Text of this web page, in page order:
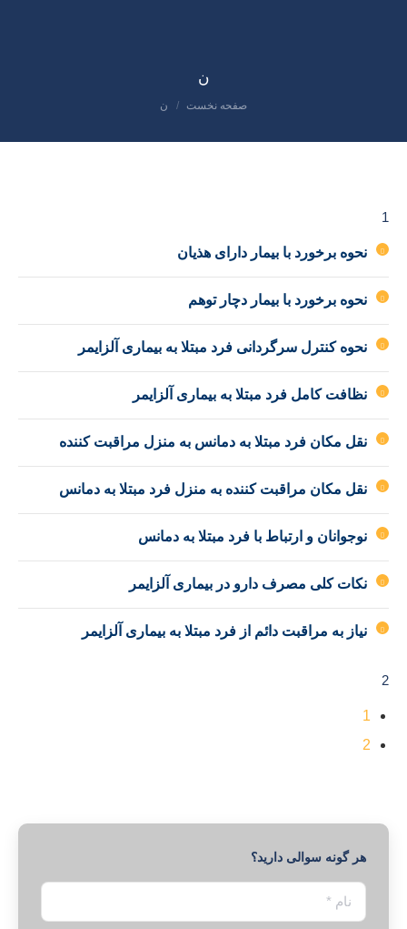
ن
مکان شما:
صفحه نخست ن
1
نحوه برخورد با بیمار دارای هذیان
نحوه برخورد با بیمار دچار توهم
نحوه کنترل سرگردانی فرد مبتلا به بیماری آلزایمر
نظافت کامل فرد مبتلا به بیماری آلزایمر
نقل مکان فرد مبتلا به دمانس به منزل مراقبت کننده
نقل مکان مراقبت کننده به منزل فرد مبتلا به دمانس
نوجوانان و ارتباط با فرد مبتلا به دمانس
نکات کلی مصرف دارو در بیماری آلزایمر
نیاز به مراقبت دائم از فرد مبتلا به بیماری آلزایمر
2
1
2
هر گونه سوالی دارید؟
نام *